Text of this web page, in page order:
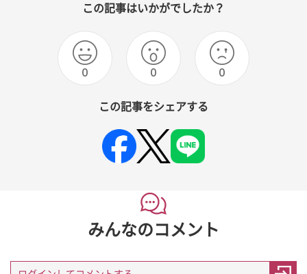
この記事はいかがでしたか？
0 0 0
この記事をシェアする
みんなのコメント